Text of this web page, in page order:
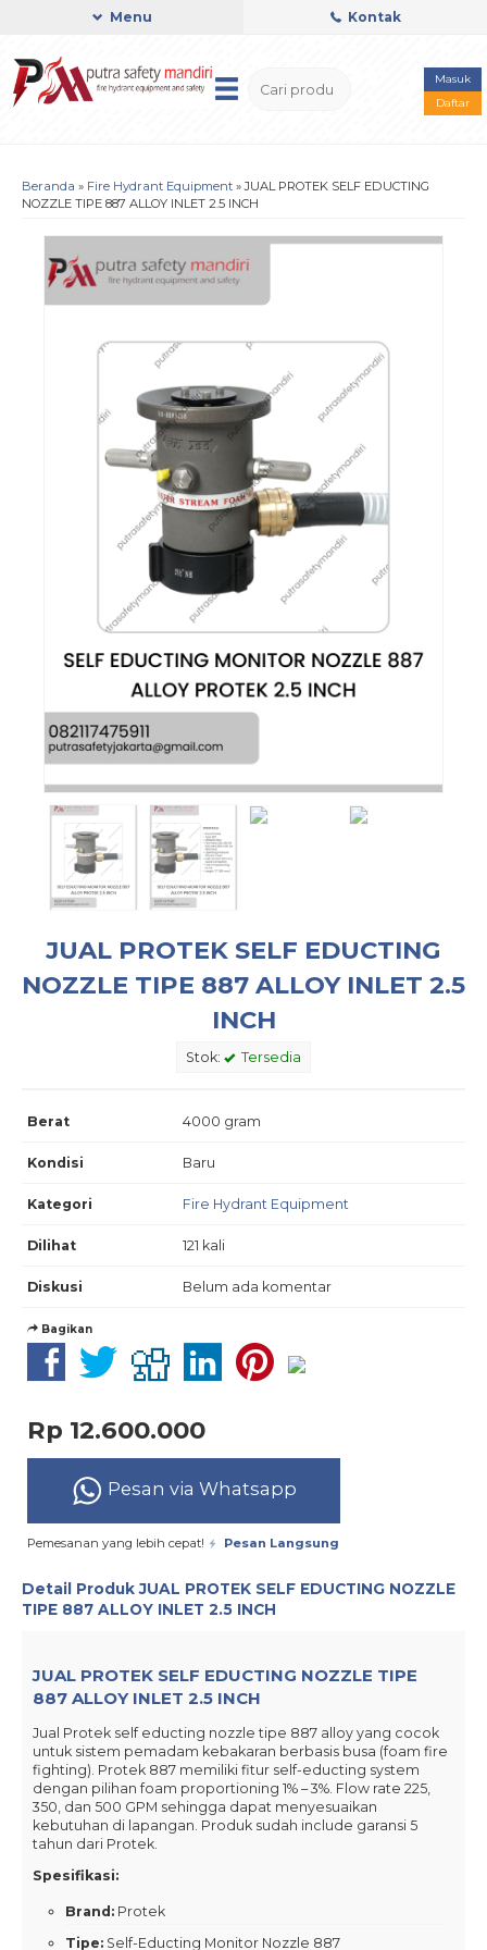
Menu Kontak
Masuk
Daftar
Beranda » Fire Hydrant Equipment »JUAL PROTEK SELF EDUCTING
NOZZLE TIPE 887 ALLOY INLET 2.5 INCH
JUAL PROTEK SELF EDUCTING
NOZZLE TIPE 887 ALLOY INLET 2.5
INCH
Stok: Tersedia
Berat 4000 gram
Kondisi Baru
Kategori Fire Hydrant Equipment
Dilihat 121 kali
Diskusi Belum ada komentar
Bagikan
Rp 12.600.000
Pesan via Whatsapp
Pemesanan yang lebih cepat! Pesan Langsung
Detail ProdukJUAL PROTEK SELF EDUCTING NOZZLE
TIPE 887 ALLOY INLET 2.5 INCH
JUAL PROTEK SELF EDUCTING NOZZLE TIPE
887 ALLOY INLET 2.5 INCH
Jual Protek self educting nozzle tipe 887 alloy yang cocok
untuk sistem pemadam kebakaran berbasis busa (foam fire
fighting). Protek 887 memiliki fitur self-educting system
dengan pilihan foam proportioning 1% – 3%. Flow rate 225,
350, dan 500 GPM sehingga dapat menyesuaikan
kebutuhan di lapangan. Produk sudah include garansi 5
tahun dari Protek.
Spesifikasi:
Brand: Protek
Tipe: Self-Educting Monitor Nozzle 887